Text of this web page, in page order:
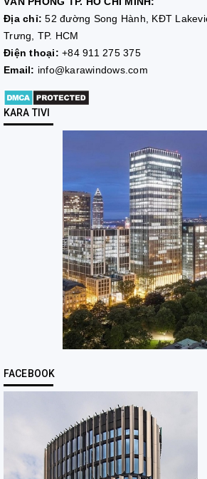
Địa chỉ:52 đường Song Hành, KĐT
Trưng, TP. HCM
Điện thoại: +84 911 275 375
Email: info@karawindows.com
KARA TIVI
FACEBOOK